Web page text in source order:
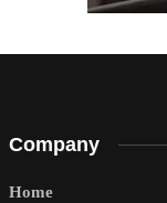
Company
Home